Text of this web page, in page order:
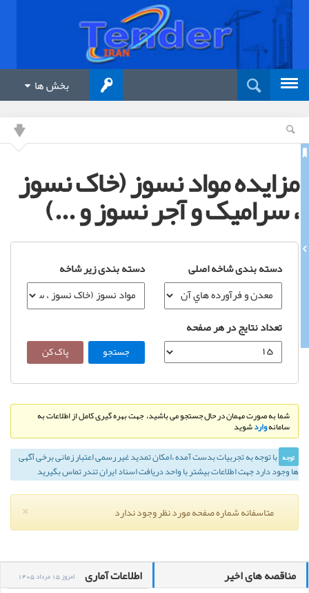
بخش ها
مزایده مواد نسوز (خاک نسوز
، سراميک و آجر نسوز و ...)
دسته بندی شاخه اصلی دسته بندی زیر شاخه
تعداد نتایج در هر صفحه
شما به صورت مهمان در حال جستجو می باشید، جهت بهره گیری کامل از اطلاعات به
سامانهواردشوید
توجه با توجه به تجربيات بدست آمده ،‌امكان تمديد غير رسمی اعتبار زمانی برخی آگهی
ها وجود دارد جهت اطلاعات بیشتر با واحد دریافت اسناد ایران تندر تماس بگیرید
× متاسفانه شماره صفحه مورد نظر وجود ندارد
اطلاعات آماری امروز 15 مرداد 1405 مناقصه های اخیر